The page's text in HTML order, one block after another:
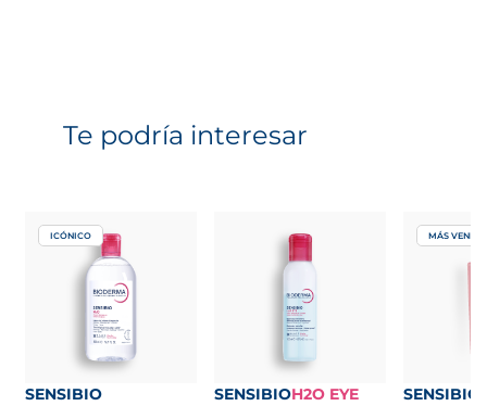
Te podría interesar
se abre en una pestaña nueva
ICÓNICO
SENSIBIO
se abre en una pestaña nueva
SENSIBIOH2O EYE
se abre
MÁS
SENSIBIO